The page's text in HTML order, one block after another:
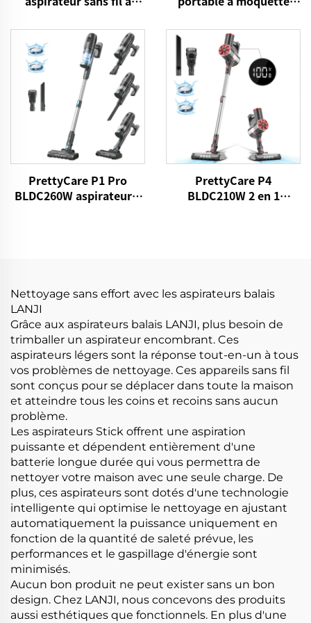
PrettyCare P1 Pro
BLDC260W aspirateur à
PrettyCare P4
BLDC210W 2 en 1
Nettoyage sans effort avec les aspirateurs balais
LANJI
Grâce aux aspirateurs balais LANJI, plus besoin de
trimballer un aspirateur encombrant. Ces
aspirateurs légers sont la réponse tout-en-un à tous
vos problèmes de nettoyage. Ces appareils sans fil
sont conçus pour se déplacer dans toute la maison
et atteindre tous les coins et recoins sans aucun
problème.
Les aspirateurs Stick offrent une aspiration
puissante et dépendent entièrement d'une
batterie longue durée qui vous permettra de
nettoyer votre maison avec une seule charge. De
plus, ces aspirateurs sont dotés d'une technologie
intelligente qui optimise le nettoyage en ajustant
automatiquement la puissance uniquement en
fonction de la quantité de saleté prévue, les
performances et le gaspillage d'énergie sont
minimisés.
Aucun bon produit ne peut exister sans un bon
design. Chez LANJI, nous concevons des produits
aussi esthétiques que fonctionnels. En plus d'une